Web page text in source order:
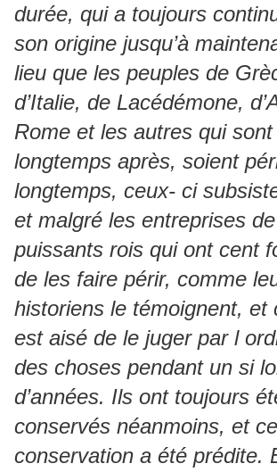
durée, qui a toujours
son origine jusqu’à
lieu que les peuples de
d’Italie, de Lacédémone,
Rome et les autres qui
longtemps après, soient
longtemps, ceux- ci
et malgré les entreprises
puissants rois qui ont cent
de les faire périr, comme
historiens le témoignent, et
est aisé de le juger par l
des choses pendant un si
d’années. Ils ont toujours
conservés néanmoins, et
conservation a été prédite.